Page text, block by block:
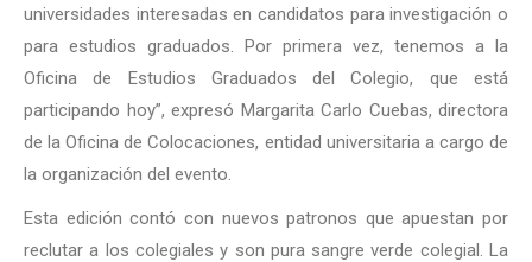
universidades interesadas en candidatos para investigación o
para estudios graduados. Por primera vez, tenemos a la
Oficina de Estudios Graduados del Colegio, que está
participando hoy”, expresó Margarita Carlo Cuebas, directora
de la Oficina de Colocaciones, entidad universitaria a cargo de
la organización del evento.
Esta edición contó con nuevos patronos que apuestan por
reclutar a los colegiales y son pura sangre verde colegial. La